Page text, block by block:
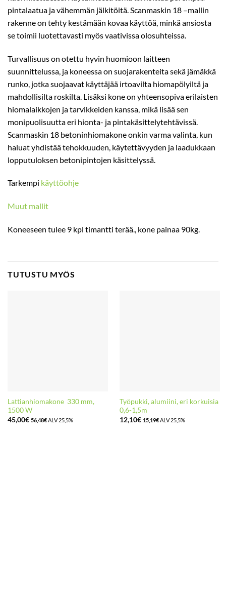
pintalaatua ja vähemmän jälkitöitä. Scanmaskin 18 –mallin
rakenne on tehty kestämään kovaa käyttöä, minkä ansiosta
se toimii luotettavasti myös vaativissa olosuhteissa.
Turvallisuus on otettu hyvin huomioon laitteen
suunnittelussa, ja koneessa on suojarakenteita sekä jämäkkä
runko, jotka suojaavat käyttäjää irtoavilta hiomapölyiltä ja
mahdollisilta roskilta. Lisäksi kone on yhteensopiva erilaisten
hiomalaikkojen ja tarvikkeiden kanssa, mikä lisää sen
monipuolisuutta eri hionta- ja pintakäsittelytehtävissä.
Scanmaskin 18 betoninhiomakone onkin varma valinta, kun
haluat yhdistää tehokkuuden, käytettävyyden ja laadukkaan
lopputuloksen betonipintojen käsittelyssä.
Tarkempi käyttöohje
Muut mallit
Koneeseen tulee 9 kpl timantti terää., kone painaa 90kg.
TUTUSTU MYÖS
Lattianhiomakone 330 mm,
1500 W
45,00€ 56,48€ALV 25,5%
Työpukki, alumiini, eri korkuisia
0,6-1,5m
12,10€ 15,19€ALV 25,5%